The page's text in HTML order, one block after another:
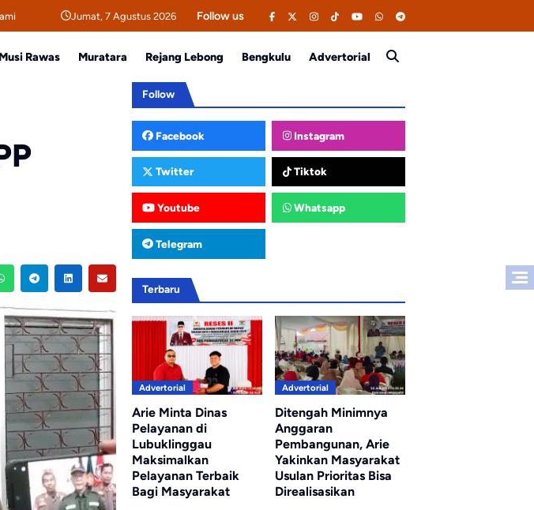
Jumat, 7 Agustus 2026 Follow us
Musi Rawas Muratara Rejang Lebong Bengkulu Advertorial
Follow
Facebook Instagram
Twitter Tiktok
Youtube Whatsapp
Telegram
Terbaru
Advertorial
Arie Minta Dinas
Pelayanan di
Lubuklinggau
Maksimalkan
Pelayanan Terbaik
Bagi Masyarakat
Advertorial
Ditengah Minimnya
Anggaran
Pembangunan, Arie
Yakinkan Masyarakat
Usulan Prioritas Bisa
Direalisasikan